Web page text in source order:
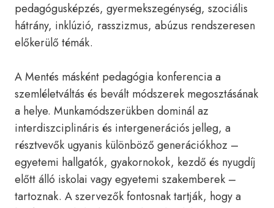
pedagógusképzés, gyermekszegénység, szociális
hátrány, inklúzió, rasszizmus, abúzus rendszeresen
előkerülő témák.
A Mentés másként pedagógia konferencia a
szemléletváltás és bevált módszerek megosztásának
a helye. Munkamódszerükben dominál az
interdiszciplináris és intergenerációs jelleg, a
résztvevők ugyanis különböző generációkhoz –
egyetemi hallgatók, gyakornokok, kezdő és nyugdíj
előtt álló iskolai vagy egyetemi szakemberek –
tartoznak. A szervezők fontosnak tartják, hogy a